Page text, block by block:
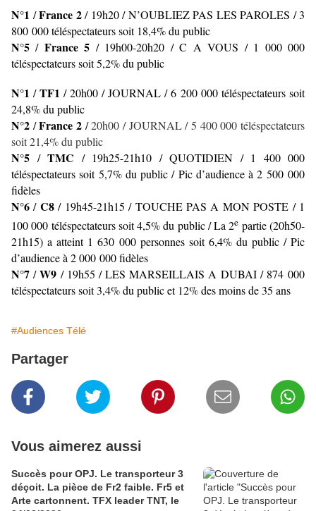
N°1 /France 2/ 19h20 / N’OUBLIEZ PAS LES PAROLES / 3
800 000 téléspectateurs soit 18,4% du public
N°5/ France 5 / 19h00-20h20 / C A VOUS / 1 000 000
téléspectateurs soit 5,2% du public
N°1 /TF1 /20h00 / JOURNAL / 6 200 000 téléspectateurs soit
24,8% du public
N°2 /France 2 /20h00 / JOURNAL / 5 400 000 téléspectateurs
soit 21,4% du public
N°5 / TMC / 19h25-21h10 / QUOTIDIEN / 1 400 000
téléspectateurs soit 5,7% du public/ Pic d’audience à 2 500 000
fidèles
N°6 / C8/ 19h45-21h15 / TOUCHE PAS A MON POSTE / 1
100 000 téléspectateurs soit 4,5% du public / La 2e partie (20h50-
21h15) a atteint 1 630 000 personnes soit 6,4% du public / Pic
d’audience à 2 000 000 fidèles
N°7 /W9 / 19h55 / LES MARSEILLAIS A DUBAI / 874 000
téléspectateurs soit 3,4% du public et 12% des moins de 35 ans
#Audiences Télé
Partager
Vous aimerez aussi
Succès pour OPJ. Le transporteur 3
déçoit. La pièce de Fr2 faible. Fr5 et
Arte cartonnent. TFX leader TNT, le